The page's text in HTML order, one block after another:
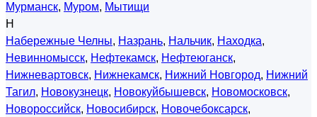
Мурманск, Муром, Мытищи
Н
Набережные Челны, Назрань, Нальчик, Находка,
Невинномысск, Нефтекамск, Нефтеюганск,
Нижневартовск, Нижнекамск, Нижний Новгород, Нижний
Тагил, Новокузнецк, Новокуйбышевск, Новомосковск,
Новороссийск, Новосибирск, Новочебоксарск,